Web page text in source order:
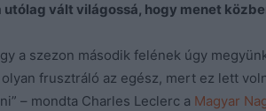
utólag vált világossá, hogy menet
a szezon második felének úgy
frusztráló az egész, mert ez lett
– mondta Charles Leclerc a Magyar